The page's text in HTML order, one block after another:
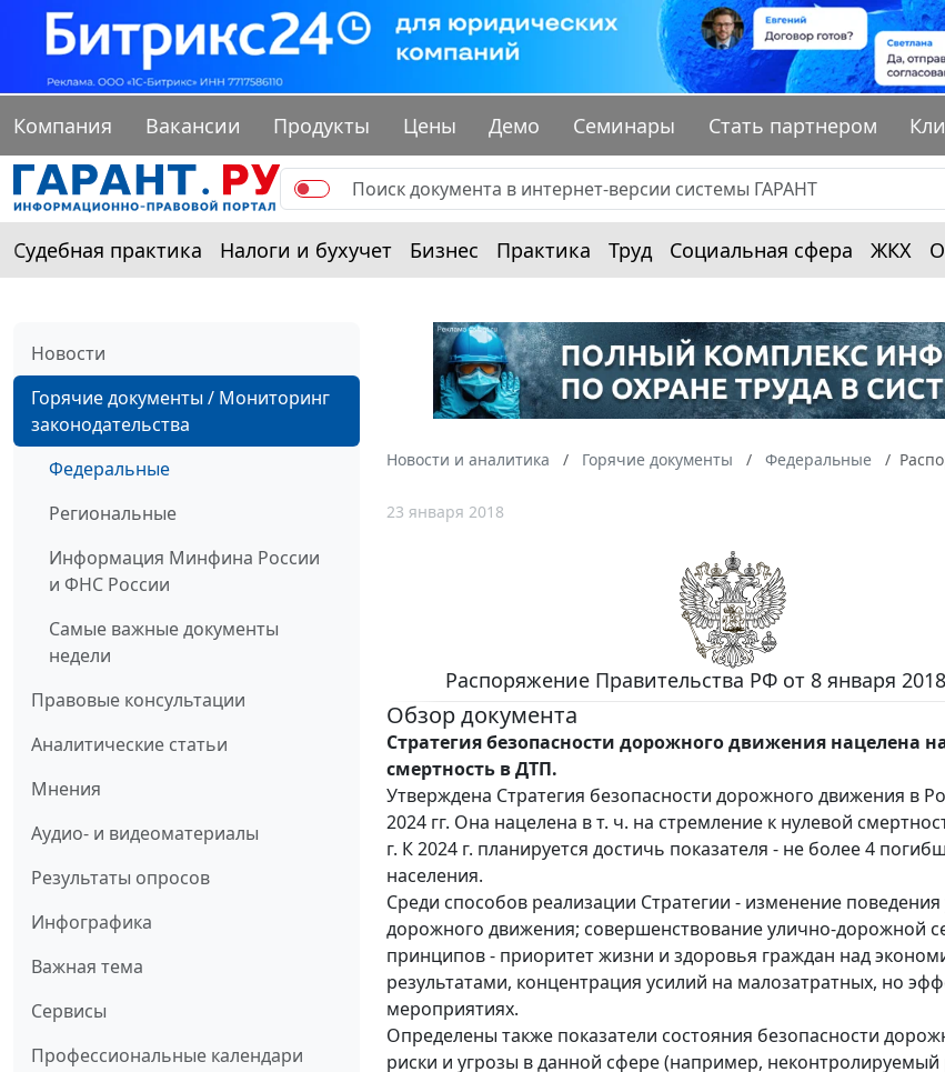
Компания Вакансии Продукты Цены Демо Семинары Стать партнером
Судебная практика Налоги и бухучет Бизнес Практика Труд Социальная сфера ЖКХ
Новости
Горячие документы / Мониторинг
законодательства
Федеральные
Региональные
Информация Минфина России
и ФНС России
Самые важные документы
недели
Правовые консультации
Аналитические статьи
Мнения
Аудио- и видеоматериалы
Результаты опросов
Инфографика
Важная тема
Сервисы
Профессиональные календари
Новости и аналитика Горячие документы Федеральные
23 января 2018
Распоряжение Правительства РФ от 8 января
Обзор документа
Стратегия безопасности дорожного движения нацелена
смертность в ДТП.
Утверждена Стратегия безопасности дорожного движения в
2024 гг. Она нацелена в т. ч. на стремление к нулевой
г. К 2024 г. планируется достичь показателя - не более 4
населения.
Среди способов реализации Стратегии - изменение поведения
дорожного движения; совершенствование улично-дорожной
принципов - приоритет жизни и здоровья граждан над
результатами, концентрация усилий на малозатратных, но
мероприятиях.
Определены также показатели состояния безопасности
риски и угрозы в данной сфере (например, неконтролируемый